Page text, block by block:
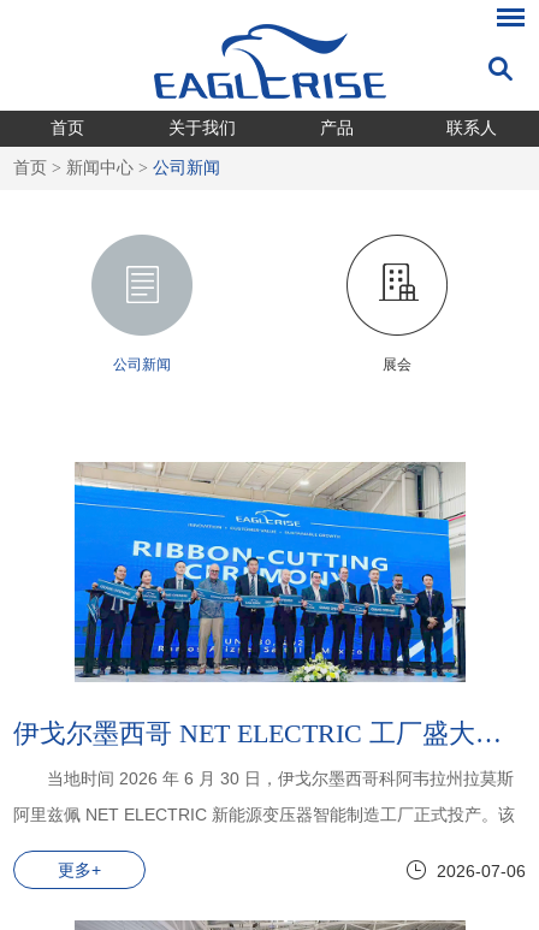
首页 关于我们 产品 联系人
首页 > 新闻中心 >公司新闻
公司新闻 展会
伊戈尔墨西哥 NET ELECTRIC 工厂盛大开业
当地时间 2026 年 6 月 30 日，伊戈尔墨西哥科阿韦拉州拉莫斯
阿里兹佩 NET ELECTRIC 新能源变压器智能制造工厂正式投产。该
工厂主要生产电力变压器，最大容量10MW，年产能6000台，是继美
国德州、泰国春武里府工厂后，伊戈尔海外战略布局的重要里程碑。
更多+ 2026-07-06